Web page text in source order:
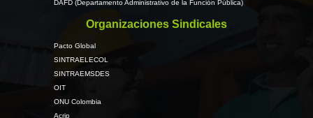
DAFD (Departamento Administrativo de la Función Pública)
Organizaciones Sindicales
Pacto Global
SINTRAELECOL
SINTRAEMSDES
OIT
ONU Colombia
Acrip